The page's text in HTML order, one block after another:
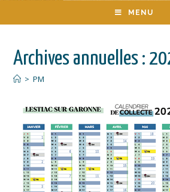
MENU
Archives annuelles :
> PM